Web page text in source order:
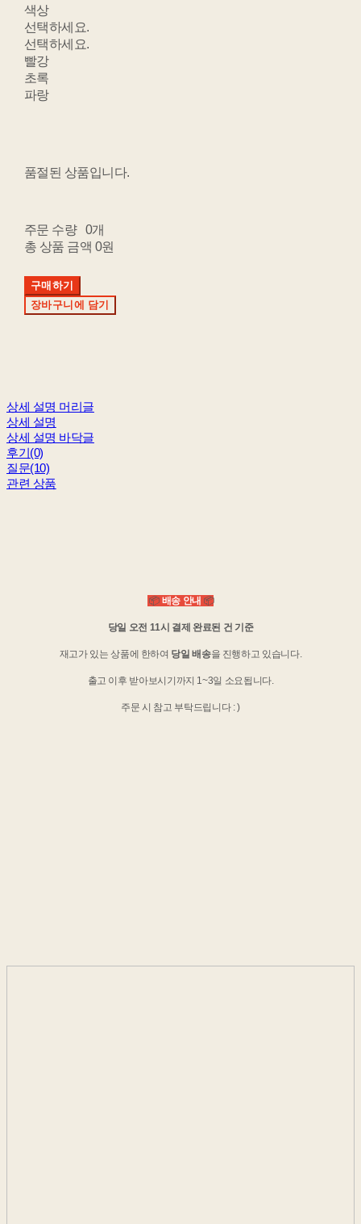
색상
선택하세요.
선택하세요.
빨강
초록
파랑
품절된 상품입니다.
주문 수량
0개
총 상품 금액 0원
구매하기
장바구니에 담기
상세 설명 머리글
상세 설명
상세 설명 바닥글
후기(0)
질문(10)
관련 상품
📦 배송 안내 📦
당일 오전 11시 결제 완료된 건 기준
재고가 있는 상품에 한하여 당일 배송을 진행하고 있습니다.
출고 이후 받아보시기까지 1~3일 소요됩니다.
주문 시 참고 부탁드립니다 : )